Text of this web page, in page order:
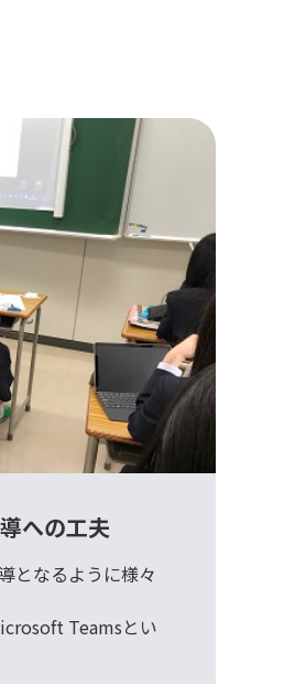
への工夫
となるように様々
Teamsとい